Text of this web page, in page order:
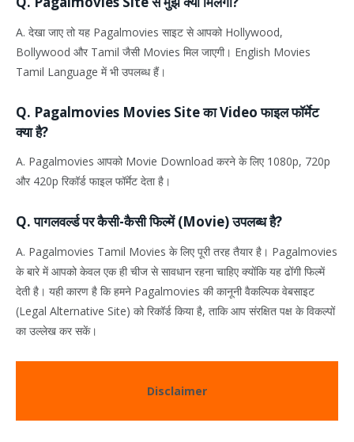
A. देखा जाए तो यह Pagalmovies साइट से आपको Hollywood,
Bollywood और Tamil जैसी Movies मिल जाएगी। English Movies
Tamil Language में भी उपलब्ध हैं।
Q. Pagalmovies Movies Site का Video फाइल फॉर्मेट
क्या है?
A. Pagalmovies आपको Movie Download करने के लिए 1080p, 720p
और 420p रिकॉर्ड फाइल फॉर्मेट देता है।
Q. पागलवर्ल्ड पर कैसी-कैसी फिल्में (Movie) उपलब्ध है?
A. Pagalmovies Tamil Movies के लिए पूरी तरह तैयार है। Pagalmovies
के बारे में आपको केवल एक ही चीज से सावधान रहना चाहिए क्योंकि यह ढोंगी फिल्में
देती है। यही कारण है कि हमने Pagalmovies की कानूनी वैकल्पिक वेबसाइट
(Legal Alternative Site) को रिकॉर्ड किया है, ताकि आप संरक्षित पक्ष के विकल्पों
का उल्लेख कर सकें।
Disclaimer